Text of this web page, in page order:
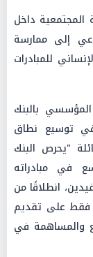
المجتمعية داخل
إلى ممارسة
للمبادرات
بالبنك
في توسيع نطاق
"يحرص البنك
في مبادراته
انطلاقًا من
فقط على تقديم
والمساهمة في